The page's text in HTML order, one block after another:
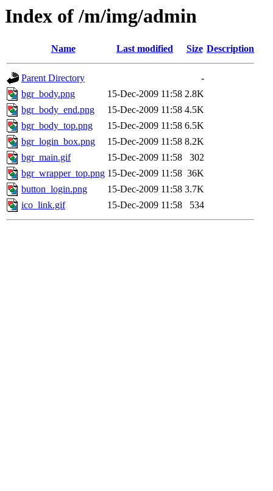
Index of /m/img/admin
Name Last modified Size Description
Parent Directory
-
bgr_body.png
15-Dec-2009 11:58 2.8K
bgr_body_end.png
15-Dec-2009 11:58 4.5K
bgr_body_top.png
15-Dec-2009 11:58 6.5K
bgr_login_box.png
15-Dec-2009 11:58 8.2K
bgr_main.gif
15-Dec-2009 11:58
302
bgr_wrapper_top.png 15-Dec-2009 11:58 36K
button_login.png
15-Dec-2009 11:58 3.7K
ico_link.gif
15-Dec-2009 11:58 534